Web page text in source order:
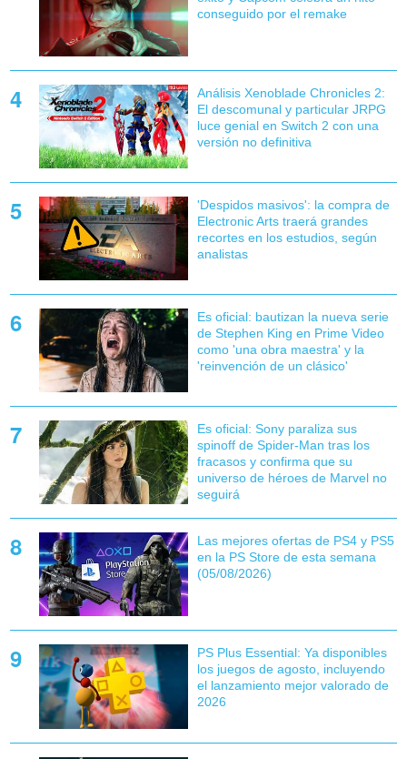
conseguido por el remake
Análisis Xenoblade Chronicles 2:
El descomunal y particular JRPG
luce genial en Switch 2 con una
versión no definitiva
'Despidos masivos': la compra de
Electronic Arts traerá grandes
recortes en los estudios, según
analistas
Es oficial: bautizan la nueva serie
de Stephen King en Prime Video
como 'una obra maestra' y la
'reinvención de un clásico'
Es oficial: Sony paraliza sus
spinoff de Spider-Man tras los
fracasos y confirma que su
universo de héroes de Marvel no
seguirá
Las mejores ofertas de PS4 y PS5
en la PS Store de esta semana
(05/08/2026)
PS Plus Essential: Ya disponibles
los juegos de agosto, incluyendo
el lanzamiento mejor valorado de
2026